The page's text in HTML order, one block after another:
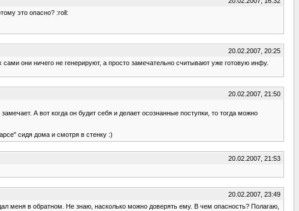
это опасно? :roll:
20.02.2007, 20:25
они ничего не генерируют, а просто замечательно считывают уже готовую инфу.
20.02.2007, 21:50
А вот когда он будит себя и делает осознанные поступки, то тогда можно
сидя дома и смотря в стенку :)
20.02.2007, 21:53
20.02.2007, 23:49
меня в обратном. Не знаю, насколько можно доверять ему. В чем опасность? Полагаю,